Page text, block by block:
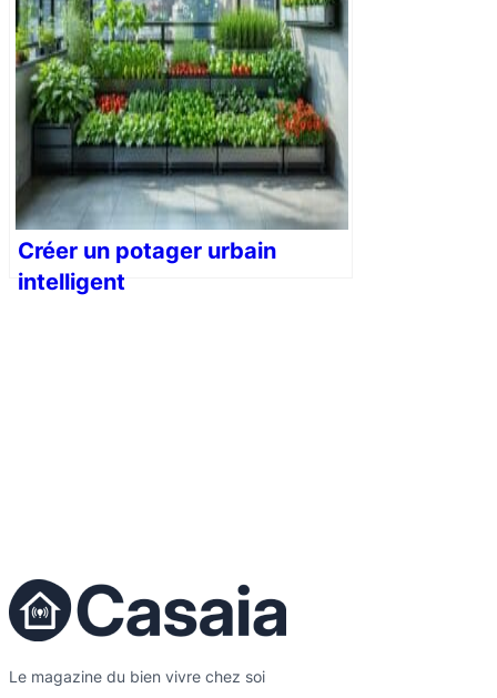
Créer un potager urbain
intelligent
Le magazine du bien vivre chez soi